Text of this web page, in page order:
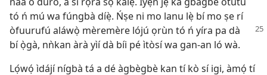
tó ń mú wa fúngbà díẹ̀. Ńṣe ni mo lanu lẹ̀ bí mo ṣe rí
òfuurufú aláwọ̀ mèremère lójú ọrùn tó ń yíra pa dà
bí ọ̀gà, nǹkan àrà yìí dà bíi pé ìtòsí wa gan-an ló wà.
Lọ́wọ́ ìdájí nígbà tá a dé àgbègbè kan tí kò sí igi, àmọ́ tí